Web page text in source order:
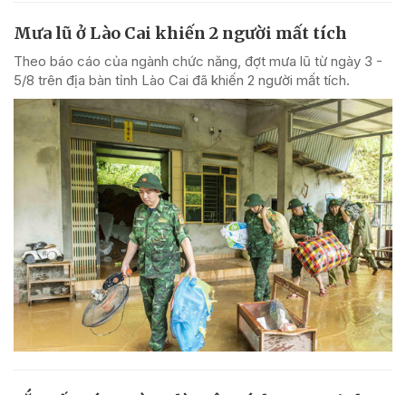
Mưa lũ ở Lào Cai khiến 2 người mất tích
Theo báo cáo của ngành chức năng, đợt mưa lũ từ ngày 3 -
5/8 trên địa bàn tỉnh Lào Cai đã khiến 2 người mất tích.